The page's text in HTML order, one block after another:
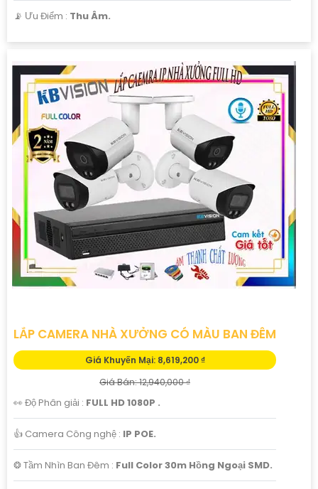
️📡 Ưu Điểm : Thu Âm.
LẮP CAMERA NHÀ XƯỞNG CÓ MÀU BAN ĐÊM
Giá Khuyến Mại: 8,619,200 ₫
Giá Bán: 12,940,000 ₫
👀 Độ Phân giải : FULL HD 1080P .
👍 Camera Công nghệ : IP POE.
❂ Tầm Nhìn Ban Đêm : Full Color 30m Hồng Ngoại SMD.